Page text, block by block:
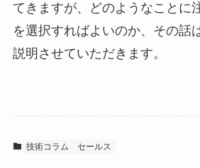
てきますが、どのようなことに
を選択すればよいのか、その話
説明させていただきます。
技術コラム セールス